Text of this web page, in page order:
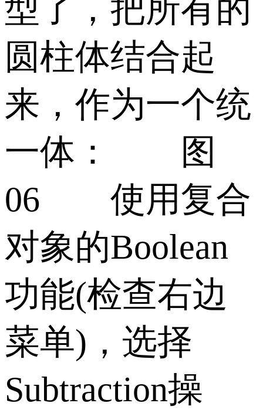
型了，把所有的
圆柱体结合起
来，作为一个统
一体： 图
06 使用复合
对象的Boolean
功能(检查右边
菜单)，选择
Subtraction操